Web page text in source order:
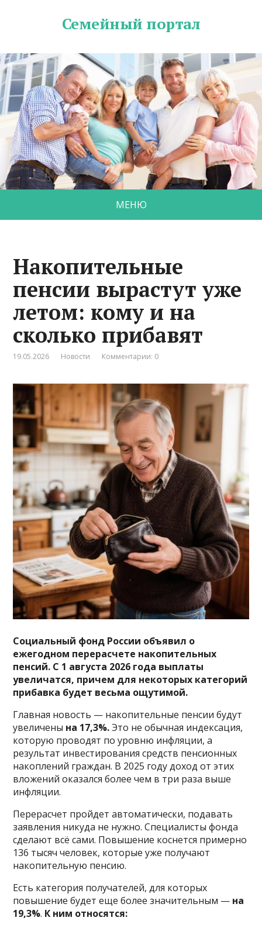
Семейный портал
МЕНЮ
Накопительные
пенсии вырастут уже
летом: кому и на
сколько прибавят
19.05.2026 Новости Комментарии: 0
Социальный фонд России объявил о
ежегодном перерасчете накопительных
пенсий. С 1 августа 2026 года выплаты
увеличатся, причем для некоторых категорий
прибавка будет весьма ощутимой.
Главная новость — накопительные пенсии будут
увеличены на 17,3%.Это не обычная индексация,
которую проводят по уровню инфляции, а
результат инвестирования средств пенсионных
накоплений граждан. В 2025 году доход от этих
вложений оказался более чем в три раза выше
инфляции.
Перерасчет пройдет автоматически, подавать
заявления никуда не нужно. Специалисты фонда
сделают всё сами. Повышение коснется примерно
136 тысяч человек, которые уже получают
накопительную пенсию.
Есть категория получателей, для которых
повышение будет еще более значительным — на
19,3%. К ним относятся: